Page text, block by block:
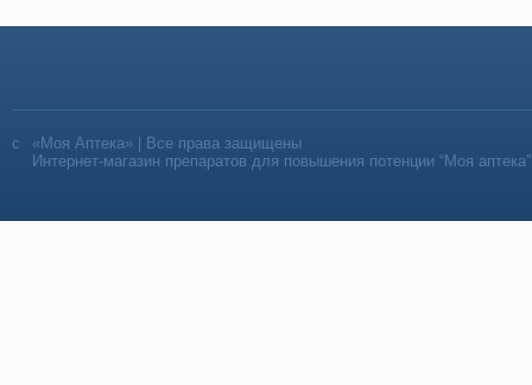
«Моя Аптека» | Все права защищены
Интернет-магазин препаратов для повышения потенции “Моя